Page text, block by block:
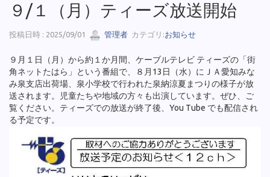
９/１（月）ティーズ放送開始
投稿日時 : 2025/09/01 管理者 カテゴリ:お知らせ
９月１日（月）から約１か月間、ケーブルテレビ ティーズの「街
角ネットたはら」という番組で、８月13日（水）にＪＡ愛知みな
み泉支店出荷場、泉小学校で行われた泉納涼夏まつりの様子が放
送されます。児童たちや地域の方々も出演しています。ぜひ、ご
覧ください。ティーズでの放送が終了後、You Tube でも配信され
る予定です。